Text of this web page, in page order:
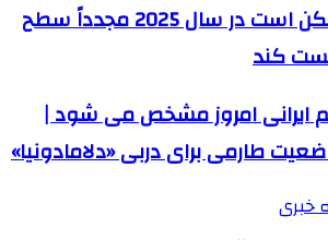
بیت‌کوین ممکن است در سال 2025 مجدداً سطح
ایرانی امروز مشخص می شود |
طارمی برای دربی «دلامادونیا»
خبری